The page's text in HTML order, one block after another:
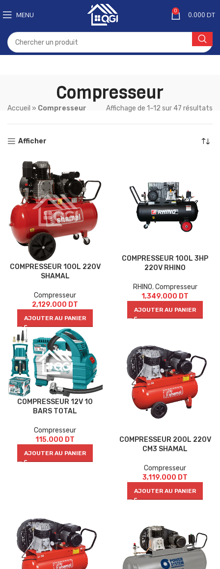
MENU 0 0.000 DT
Compresseur
Accueil » Compresseur Affichage de 1–12 sur 47 résultats
Afficher
COMPRESSEUR 100L 220V
SHAMAL
Compresseur
2,129.000 DT
AJOUTER AU PANIER
COMPRESSEUR 100L 3HP
220V RHINO
RHINO,Compresseur
1,349.000 DT
AJOUTER AU PANIER
COMPRESSEUR 12V 10
BARS TOTAL
Compresseur
115.000 DT
AJOUTER AU PANIER
COMPRESSEUR 200L 220V
CM3 SHAMAL
Compresseur
3,119.000 DT
AJOUTER AU PANIER